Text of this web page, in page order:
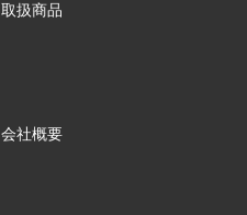
取扱商品
会社概要